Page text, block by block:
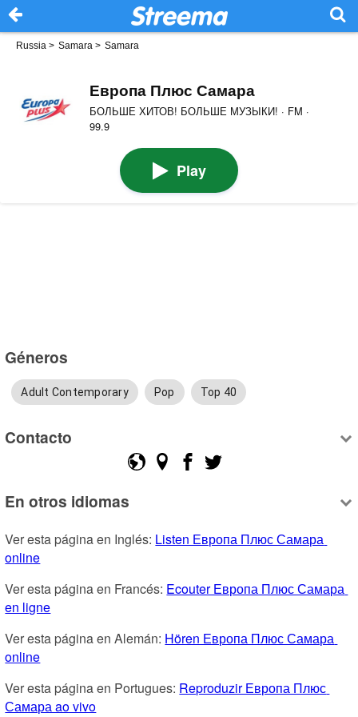
Russia > Samara > Samara
Европа Плюс Самара
БОЛЬШЕ ХИТОВ! БОЛЬШЕ МУЗЫКИ! · FM ·
99.9
Play
Géneros
Adult Contemporary Pop Top 40
Contacto
En otros idiomas
Ver esta página en Inglés: Listen Европа Плюс Самара
online
Ver esta página en Francés: Ecouter Европа Плюс Самара
en ligne
Ver esta página en Alemán: Hören Европа Плюс Самара
online
Ver esta página en Portugues: Reproduzir Европа Плюс
Самара ao vivo